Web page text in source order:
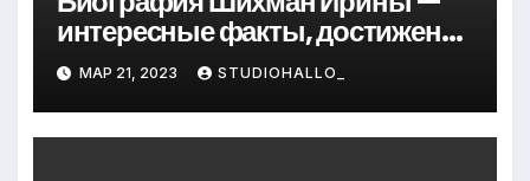
интересные факты, достижения
и путь к успеху
МАР 21, 2023 STUDIOHALLO_